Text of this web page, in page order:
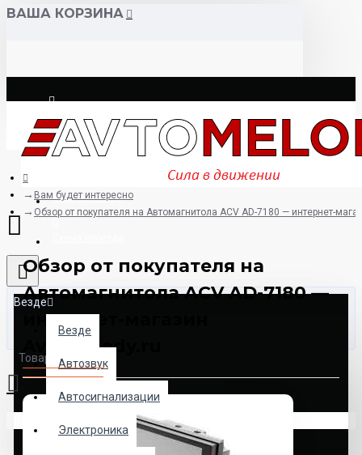
ВАША КОРЗИНА
Логин
Регистрация
8925-507-78-06
Везде
Везде
Автозвук
Автосигнализации
Электроника
Товаров: 0 (0.00р.)
Ваша корзина пуста!
Вам будет интересно
Обзор от покупателя на Автомагнитола ACV AD-7180 — интернет-
Обзор от покупателя на
Автомагнитола ACV AD-7180 —
интернет-магазин
AvtoMelody.ru